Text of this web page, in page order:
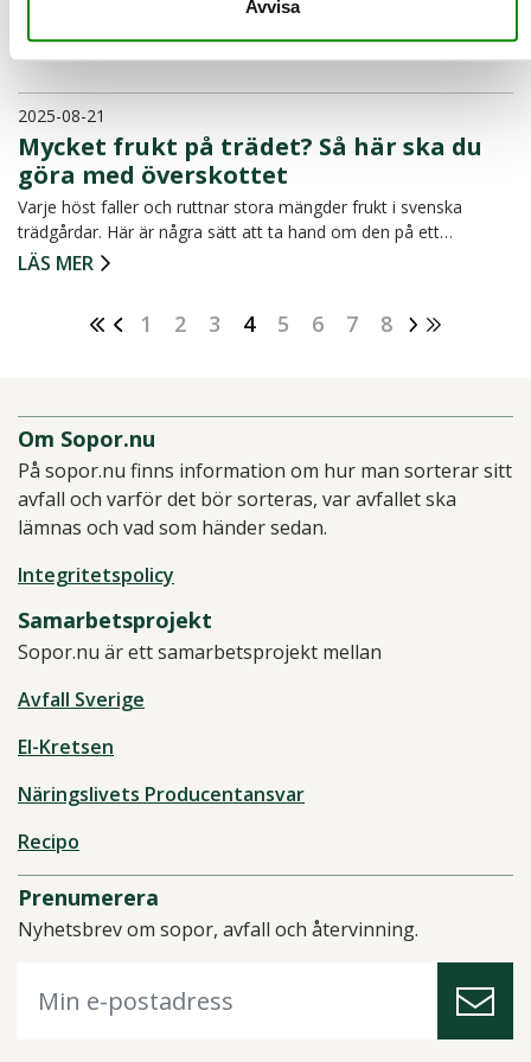
Avvisa
spolar ner prillorna i toalettstolen i stället för at…
LÄS MER
2025-08-21
Mycket frukt på trädet? Så här ska du
göra med överskottet
Varje höst faller och ruttnar stora mängder frukt i svenska
trädgårdar. Här är några sätt att ta hand om den på ett…
LÄS MER
1 2 3 4 5 6 7 8
Om Sopor.nu
På sopor.nu finns information om hur man sorterar sitt
avfall och varför det bör sorteras, var avfallet ska
lämnas och vad som händer sedan.
Integritetspolicy
Samarbetsprojekt
Sopor.nu är ett samarbetsprojekt mellan
Avfall Sverige
El-Kretsen
Näringslivets Producentansvar
Recipo
Prenumerera
Nyhetsbrev om sopor, avfall och återvinning.